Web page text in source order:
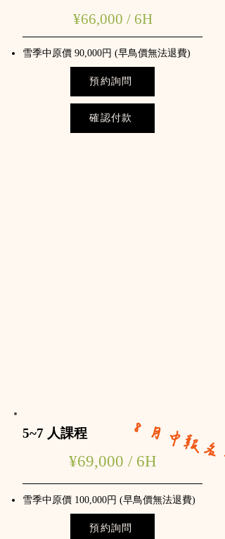
​​¥66,000 / 6H
雪季中原價 90,000円 (早鳥價無法退費)
預約詢問
確認付款
5~7 人課程
¥69,000 / 6H
雪季中原價 100,000円 (早鳥價無法退費)
預約詢問
８月中報名